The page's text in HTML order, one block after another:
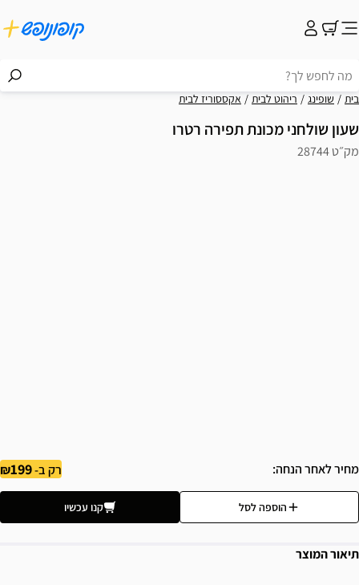
בית שופינג ריהוט לבית אקססוריז לבית
שעון שולחני מכונת תפירה רטרו
מק״ט 28744
מחיר לאחר הנחה רק ב-199
הוספה לסל קנו עכשיו
תיאור המוצר